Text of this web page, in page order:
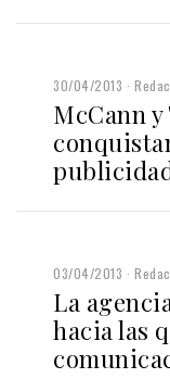
30/04/2013
McCann y
03/04/2013
La
hacia las